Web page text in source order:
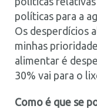
políticas para a
Os desperdícios
minhas
alimentar é
30% vai para o
Como é que se